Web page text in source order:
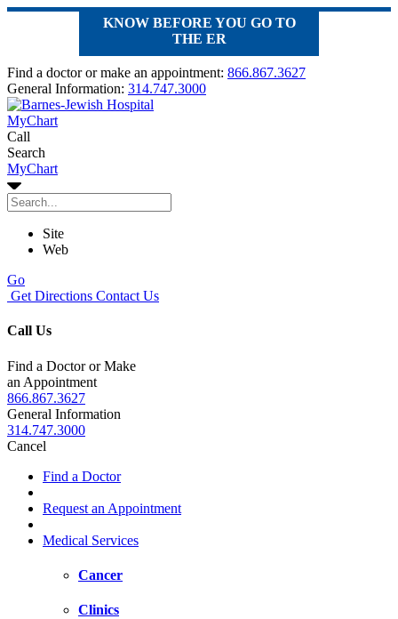
KNOW BEFORE YOU GO TO
THE ER
Find a doctor or make an appointment: 866.867.3627
General Information: 314.747.3000
MyChart
Call
Search
MyChart
Site
Web
Go
Get Directions Contact Us
Call Us
Find a Doctor or Make
an Appointment
866.867.3627
General Information
314.747.3000
Cancel
Find a Doctor
Request an Appointment
Medical Services
Cancer
Clinics